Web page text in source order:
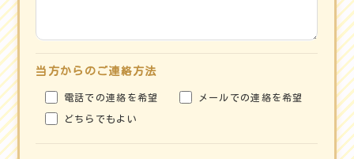
当方からのご連絡方法
電話での連絡を希望 メールでの連絡を希望
どちらでもよい